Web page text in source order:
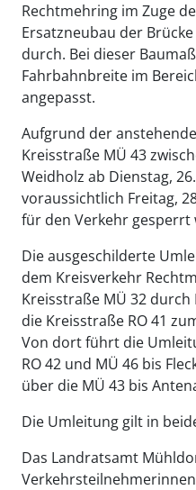
Rechtmehring im Zuge
Ersatzneubau der
durch. Bei dieser
Fahrbahnbreite im
angepasst.
Aufgrund der
Kreisstraße MÜ 43
Weidholz ab Dienstag,
voraussichtlich Freitag,
für den Verkehr gesperrt
Die ausgeschilderte
dem Kreisverkehr
Kreisstraße MÜ 32
die Kreisstraße RO 41
Von dort führt die
RO 42 und MÜ 46 bis
über die MÜ 43 bis
Die Umleitung gilt in
Das Landratsamt